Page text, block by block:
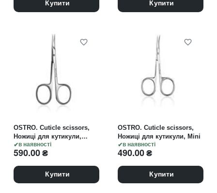
Купити Купити
в наявності
OSTRO. Cuticle scissors,
Ножиці для кутикули,
Standard
590.00₴
Купити
в наявності
OSTRO. Cuticle scissors,
Ножиці для кутикули, Mini
490.00₴
Купити